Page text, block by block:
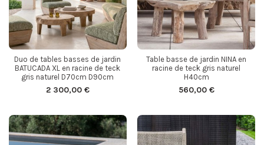
Duo de tables basses de jardin
BATUCADA XL en racine de teck
gris naturel D70cm D90cm
2 300,00 €
Table basse de jardin NINA en
racine de teck gris naturel
H40cm
560,00 €